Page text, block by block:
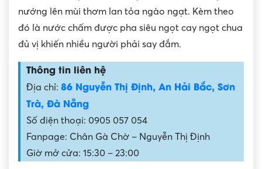
nướng lên mùi thơm lan tỏa ngào ngạt. Kèm theo
đó là nước chấm được pha siêu ngọt cay ngọt chua
đủ vị khiến nhiều người phải say đắm.
Thông tin liên hệ
Địa chỉ: 86 Nguyễn Thị Định, An Hải Bắc, Sơn
Trà, Đà Nẵng
Số điện thoại: 0905 057 054
Fanpage: Chân Gà Chờ – Nguyễn Thị Định
Giờ mở cửa: 15:30 – 23:00